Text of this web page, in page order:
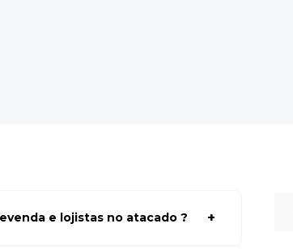
e lojistas no atacado ?